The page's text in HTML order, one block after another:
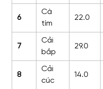
6
Cà
tím
22.0
7
Cải
bắp
29.0
8
Cải
cúc
14.0